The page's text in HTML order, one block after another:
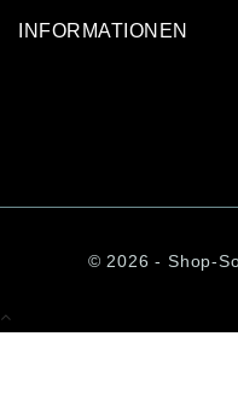
INFORMATIONEN
© 2026 - Shop-